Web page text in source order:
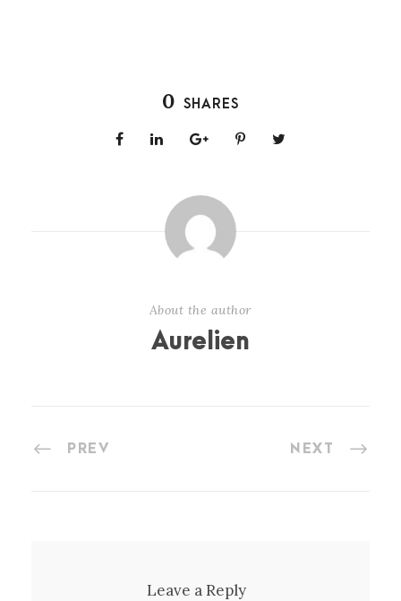
0 SHARES
About the author
Aurelien
PREV NEXT
Leave a Reply